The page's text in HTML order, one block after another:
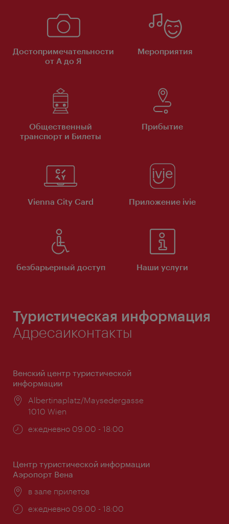
Достопримечательности
от А до Я
Мероприятия
Общественный
транспорт и Билеты
Прибытие
Vienna City Card Приложение ivie
безбарьерный доступ Наши услуги
Туристическая информация
Адресаиконтакты
Венский центр туристической
информации
Расположение:
Albertinaplatz/Maysedergasse
1010 Wien
Часы
ежедневно 09:00 - 18:00
Центр туристической информации
Аэропорт Вена
Расположение:
в зале прилетов
Часы
ежедневно 09:00 - 18:00